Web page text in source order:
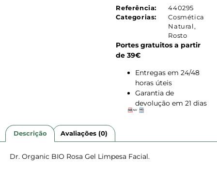
Referência:
440295
Categorias:
Cosmética
Natural,
Rosto
Portes gratuitos a partir
de 39€
Entregas em 24/48
horas úteis
Garantia de
devolução em 21 dias
Descrição Avaliações (0)
Dr. Organic BIO Rosa Gel Limpesa Facial.